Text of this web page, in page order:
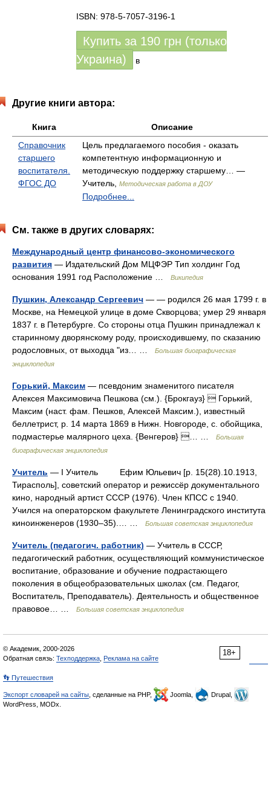
ISBN: 978-5-7057-3196-1
Купить за 190 грн (только
Украина)
в
Другие книги автора:
Книга
Описание
Справочник
старшего
воспитателя.
ФГОС ДО
Цель предлагаемого пособия - оказать
компетентную информационную и
методическую поддержку старшему… —
Учитель,
Методическая работа в ДОУ
Подробнее...
См. также в других словарях:
Международный центр финансово-экономического
развития — Издательский Дом МЦФЭР Тип холдинг Год
основания 1991 год Расположение …
Википедия
Пушкин, Александр Сергеевич — — родился 26 мая 1799 г. в
Москве, на Немецкой улице в доме Скворцова; умер 29 января
1837 г. в Петербурге. Со стороны отца Пушкин принадлежал к
старинному дворянскому роду, происходившему, по сказанию
родословных, от выходца "из… …
Большая биографическая
энциклопедия
Горький, Максим — псевдоним знаменитого писателя
Алексея Максимовича Пешкова (см.). {Брокгауз}  Горький,
Максим (наст. фам. Пешков, Алексей Максим.), известный
беллетрист, р. 14 марта 1869 в Нижн. Новгороде, с. обойщика,
подмастерье малярного цеха. {Венгеров} … …
Большая
биографическая энциклопедия
Учитель — I Учитель Ефим Юльевич [р. 15(28).10.1913,
Тирасполь], советский оператор и режиссёр документального
кино, народный артист СССР (1976). Член КПСС с 1940.
Учился на операторском факультете Ленинградского института
киноинженеров (1930–35).… …
Большая советская энциклопедия
Учитель (педагогич. работник) — Учитель в СССР,
педагогический работник, осуществляющий коммунистическое
воспитание, образование и обучение подрастающего
поколения в общеобразовательных школах (см. Педагог,
Воспитатель, Преподаватель). Деятельность и общественное
правовое… …
Большая советская энциклопедия
18+
© Академик, 2000-2026
Обратная связь: Техподдержка Реклама на сайте
👣 Путешествия
Экспорт словарей на сайты , сделанные на PHP, Joomla,
Drupal,
WordPress, MODx.